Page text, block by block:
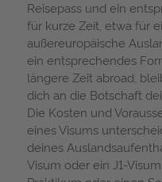
Reisepass und ein
für kurze Zeit, etwa für
außereuropäische
ein entsprechendes
längere Zeit abroad,
dich an die Botschaft
Die Kosten und
eines Visums
deines
Visum oder ein J1-